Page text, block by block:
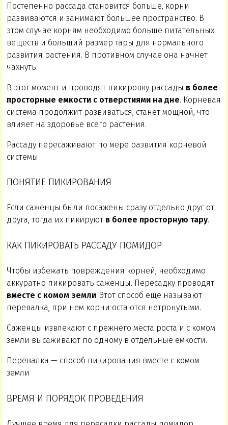
Постепенно рассада становится больше, корни
развиваются и занимают большее пространство. В
этом случае корням необходимо больше питательных
веществ и больший размер тары для нормального
развития растения. В противном случае она начнет
чахнуть.
В этот момент и проводят пикировку рассады в более
просторные емкости с отверстиями на дне. Корневая
система продолжит развиваться, станет мощной, что
влияет на здоровье всего растения.
Рассаду пересаживают по мере развития корневой
системы
ПОНЯТИЕ ПИКИРОВАНИЯ
Если саженцы были посажены сразу отдельно друг от
друга, тогда их пикируют в более просторную тару.
КАК ПИКИРОВАТЬ РАССАДУ ПОМИДОР
Чтобы избежать повреждения корней, необходимо
аккуратно пикировать саженцы. Пересадку проводят
вместе с комом земли. Этот способ еще называют
перевалка, при нем корни остаются нетронутыми.
Саженцы извлекают с прежнего места роста и с комом
земли высаживают по одному в отдельные емкости.
Перевалка — способ пикирования вместе с комом
земли
ВРЕМЯ И ПОРЯДОК ПРОВЕДЕНИЯ